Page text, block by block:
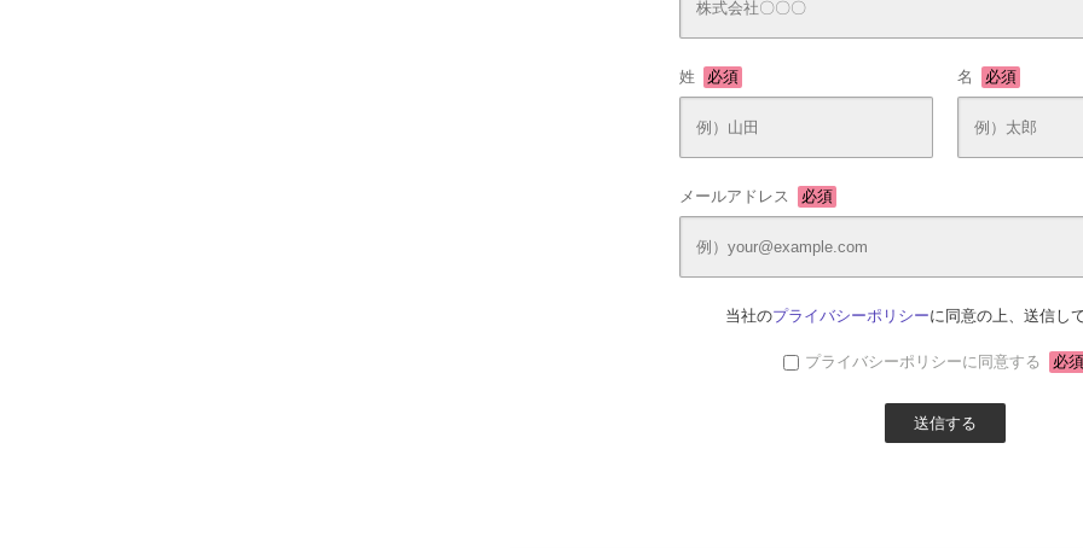
姓 必須 名 必須
メールアドレス 必須
当社のプライバシーポリシーに同意の上、送信し
プライバシーポリシーに同意する 必須